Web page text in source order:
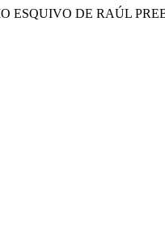
ESQUIVO DE RAÚL